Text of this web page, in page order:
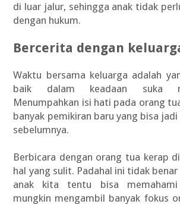
di luar jalur, sehingga anak tidak
dengan hukum.
Bercerita dengan
Waktu bersama keluarga adalah
baik dalam keadaan suka
Menumpahkan isi hati pada orang
banyak pemikiran baru yang bisa
sebelumnya.
Berbicara dengan orang tua kerap
hal yang sulit. Padahal ini tidak benar
anak kita tentu bisa
mungkin mengambil banyak fokus